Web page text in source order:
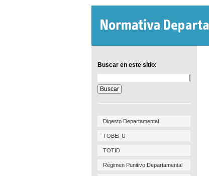
Buscar en este sitio:
en
este
sitio:
Digesto Departamental
TOBEFU
TOTID
Régimen Punitivo Departamental